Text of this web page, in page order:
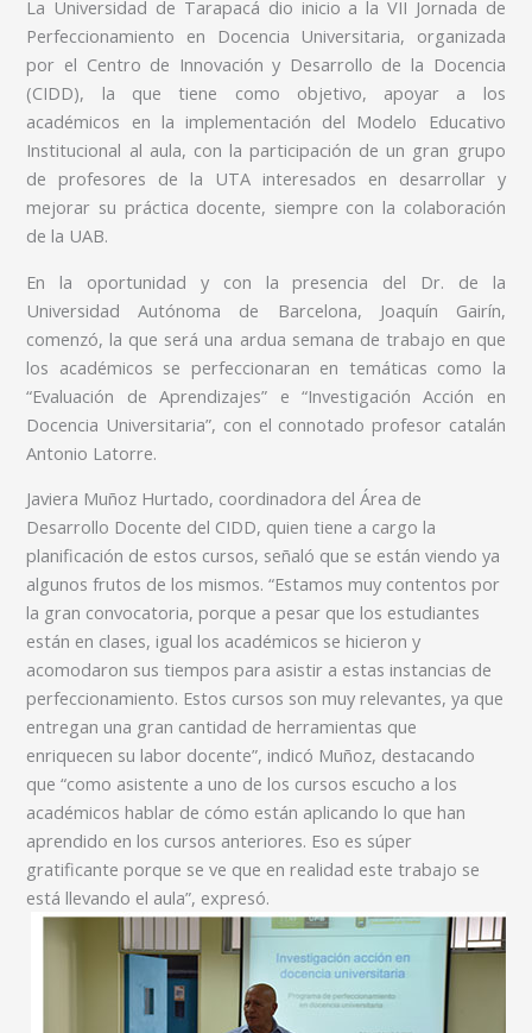
La Universidad de Tarapacá dio inicio a la VII Jornada de
Perfeccionamiento en Docencia Universitaria, organizada
por el Centro de Innovación y Desarrollo de la Docencia
(CIDD), la que tiene como objetivo, apoyar a los
académicos en la implementación del Modelo Educativo
Institucional al aula, con la participación de un gran grupo
de profesores de la UTA interesados en desarrollar y
mejorar su práctica docente, siempre con la colaboración
de la UAB.
En la oportunidad y con la presencia del Dr. de la
Universidad Autónoma de Barcelona, Joaquín Gairín,
comenzó, la que será una ardua semana de trabajo en que
los académicos se perfeccionaran en temáticas como la
“Evaluación de Aprendizajes” e “Investigación Acción en
Docencia Universitaria”, con el connotado profesor catalán
Antonio Latorre.
Javiera Muñoz Hurtado, coordinadora del Área de
Desarrollo Docente del CIDD, quien tiene a cargo la
planificación de estos cursos, señaló que se están viendo ya
algunos frutos de los mismos. “Estamos muy contentos por
la gran convocatoria, porque a pesar que los estudiantes
están en clases, igual los académicos se hicieron y
acomodaron sus tiempos para asistir a estas instancias de
perfeccionamiento. Estos cursos son muy relevantes, ya que
entregan una gran cantidad de herramientas que
enriquecen su labor docente”, indicó Muñoz, destacando
que “como asistente a uno de los cursos escucho a los
académicos hablar de cómo están aplicando lo que han
aprendido en los cursos anteriores. Eso es súper
gratificante porque se ve que en realidad este trabajo se
está llevando el aula”, expresó.